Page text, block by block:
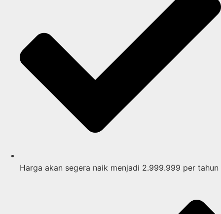
Harga akan segera naik menjadi 2.999.999 per tahun